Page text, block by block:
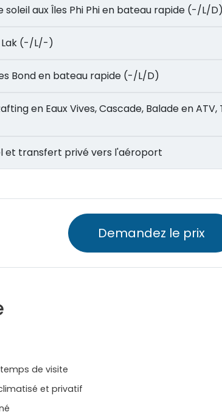
de soleil aux Îles Phi Phi en bateau rapide (-/L/D)
Lak (-/L/-)
Bond en bateau rapide (-/L/D)
et transfert privé vers l'aéroport
Demandez le prix
de visite
et privatif